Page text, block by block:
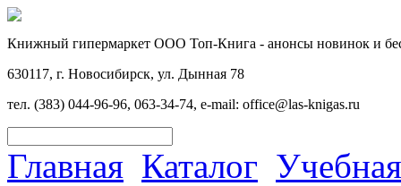
Книжный гипермаркет ООО Топ-Книга - анонсы новинок и
630117, г. Новосибирск, ул. Дынная 78
тел. (383) 044-96-96, 063-34-74, e-mail: office@las-knigas.ru
Главная Каталог